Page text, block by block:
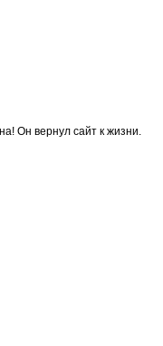
Он вернул сайт к жизни.